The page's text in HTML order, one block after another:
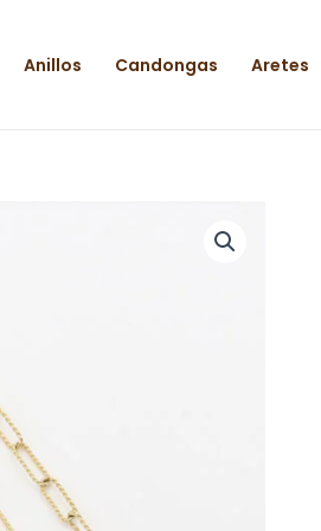
Anillos Candongas Aretes